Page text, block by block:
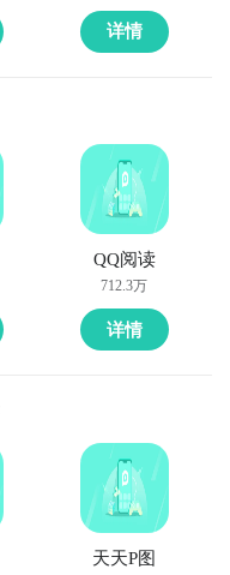
详情
QQ阅读
712.3万
详情
天天P图